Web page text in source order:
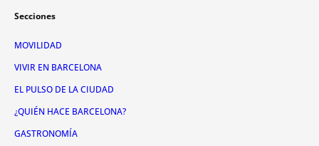
Secciones
MOVILIDAD
VIVIR EN BARCELONA
EL PULSO DE LA CIUDAD
¿QUIÉN HACE BARCELONA?
GASTRONOMÍA